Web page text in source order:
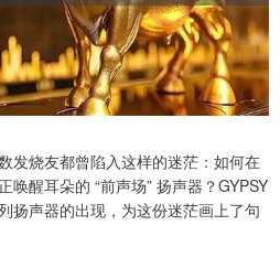
发烧友都曾陷入这样的迷茫：如何在
唤醒耳朵的 “前声场” 扬声器？GYPSY
扬声器的出现，为这份迷茫画上了句